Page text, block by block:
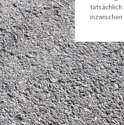
tatsächlich